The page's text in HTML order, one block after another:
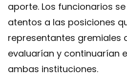
aporte. Los funcionarios
atentos a las posiciones
representantes gremiales
evaluarían y continuarían
ambas instituciones.